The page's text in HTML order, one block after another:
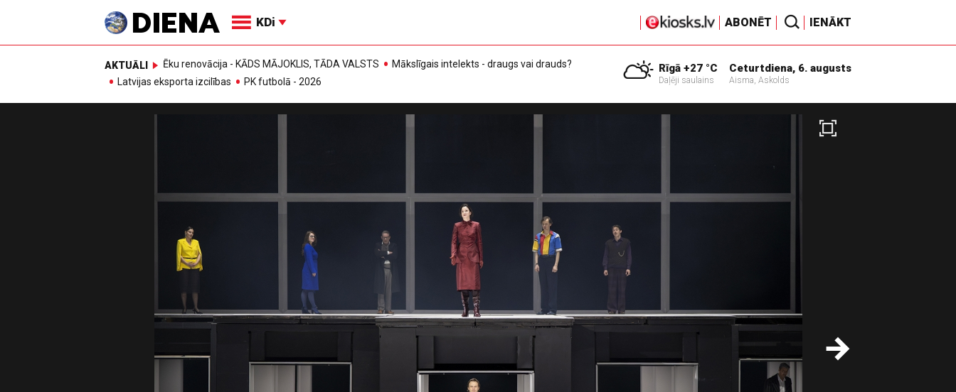
KDi ABONĒT IENĀKT
AKTUĀLI Ēku renovācija - KĀDS MĀJOKLIS, TĀDA VALSTS
Mākslīgais intelekts - draugs vai drauds?
Latvijas eksporta izcilības
PK futbolā - 2026
Rīgā +27 °C
Daļēji saulains
Ceturtdiena, 6. augusts
Aisma, Askolds